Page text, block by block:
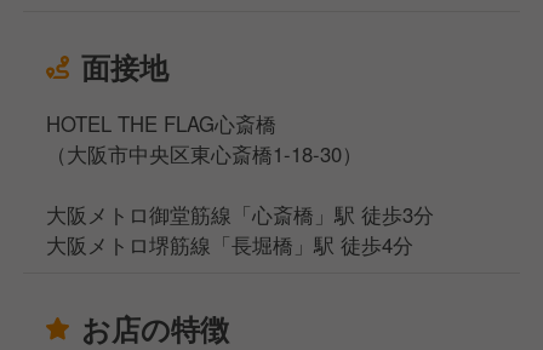
面接地
HOTEL THE FLAG心斎橋
（大阪市中央区東心斎橋1-18-30）
大阪メトロ御堂筋線「心斎橋」駅 徒歩3分
大阪メトロ堺筋線「長堀橋」駅 徒歩4分
お店の特徴